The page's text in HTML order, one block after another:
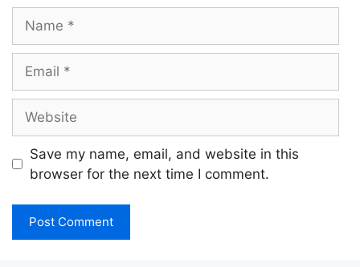
Save my name, email, and website in this
browser for the next time I comment.